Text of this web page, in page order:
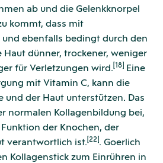
ab und die Gelenkknorpel
kommt, dass mit
ebenfalls bedingt durch den
dünner, trockener, weniger
für Verletzungen wird. [18]
Eine
mit Vitamin C, kann die
und der Haut unterstützen. Das
normalen Kollagenbildung bei,
der Knochen, der
verantwortlich ist. [22] . Goerlich
Kollagenstick zum Einrühren in